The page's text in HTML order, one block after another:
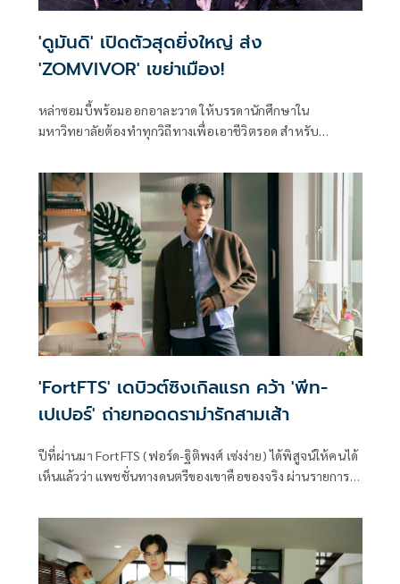
'ดูมันดิ' เปิดตัวสุดยิ่งใหญ่ ส่ง
'ZOMVIVOR' เขย่าเมือง!
หล่าซอมบี้พร้อมออกอาละวาด ให้บรรดานักศึกษาใน
มหาวิทยาลัยต้องทำทุกวิถีทางเพื่อเอาชีวิตรอด สำหรับ
‘ดูมันดิ’ ภายใต้การผลิตของ ‘บริษัท มันดีเวิร์ค จำกัด’ ที่สิ้นสุด
การรอคอยให้ได้ชมความระทึกขวัญในทุกฉาก โดยได้จัดแถลง
ข่าวงาน ‘ZOMVIVOR AWAKENING NIGHT’ พร้อมกับการเปิด
ตัวสุดยิ่งใหญ่ ที่สุดของการรวมตัวนักแสดงเกือบ 30 ชีวิต
'FortFTS' เดบิวต์ซิงเกิลแรก คว้า 'พีท-
เปเปอร์' ถ่ายทอดดราม่ารักสามเส้า
ปีที่ผ่านมา FortFTS (ฟอร์ด-ฐิติพงศ์ เซ่งง่าย) ได้พิสูจน์ให้คนได้
เห็นแล้วว่า แพชชั่นทางดนตรีของเขาคือของจริง ผ่านรายการ
ปรากฏตัวบนเวทีพร้อมออร่าศิลปินที่ยิ่งชัดเจนขึ้นทุกสเตจ